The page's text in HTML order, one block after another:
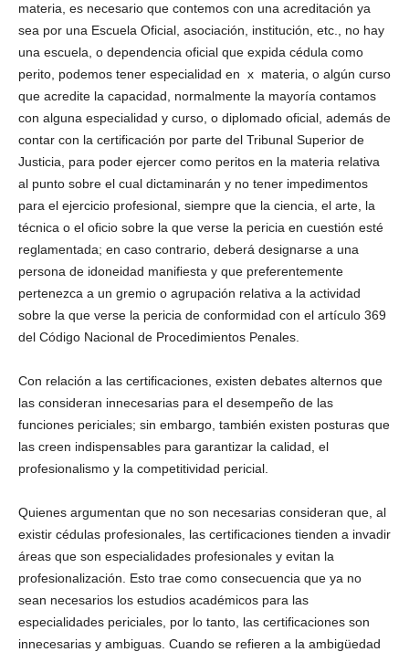
materia, es necesario que contemos con una acreditación ya
sea por una Escuela Oficial, asociación, institución, etc., no hay
una escuela, o dependencia oficial que expida cédula como
perito, podemos tener especialidad en  x  materia, o algún curso
que acredite la capacidad, normalmente la mayoría contamos
con alguna especialidad y curso, o diplomado oficial, además de
contar con la certificación por parte del Tribunal Superior de
Justicia, para poder ejercer como peritos en la materia relativa
al punto sobre el cual dictaminarán y no tener impedimentos
para el ejercicio profesional, siempre que la ciencia, el arte, la
técnica o el oficio sobre la que verse la pericia en cuestión esté
reglamentada; en caso contrario, deberá designarse a una
persona de idoneidad manifiesta y que preferentemente
pertenezca a un gremio o agrupación relativa a la actividad
sobre la que verse la pericia de conformidad con el artículo 369
del Código Nacional de Procedimientos Penales.
Con relación a las certificaciones, existen debates alternos que
las consideran innecesarias para el desempeño de las
funciones periciales; sin embargo, también existen posturas que
las creen indispensables para garantizar la calidad, el
profesionalismo y la competitividad pericial.
Quienes argumentan que no son necesarias consideran que, al
existir cédulas profesionales, las certificaciones tienden a invadir
áreas que son especialidades profesionales y evitan la
profesionalización. Esto trae como consecuencia que ya no
sean necesarios los estudios académicos para las
especialidades periciales, por lo tanto, las certificaciones son
innecesarias y ambiguas. Cuando se refieren a la ambigüedad